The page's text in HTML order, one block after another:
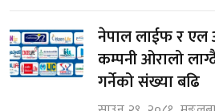
नेपाल लाईफ र एल
कम्पनी ओरालो
गर्नेको संख्या बढि